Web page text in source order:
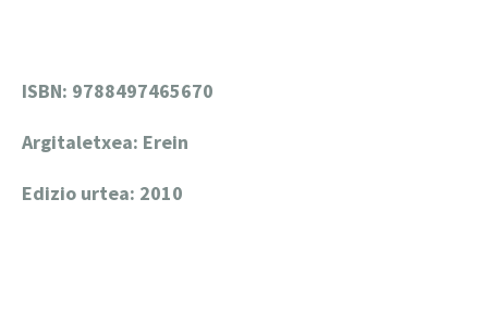
ISBN: 9788497465670
Argitaletxea: Erein
Edizio urtea: 2010